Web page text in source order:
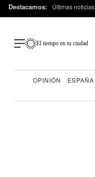
Destacamos: Últimas noticias
El tiempo en tu ciudad
OPINIÓN ESPAÑA